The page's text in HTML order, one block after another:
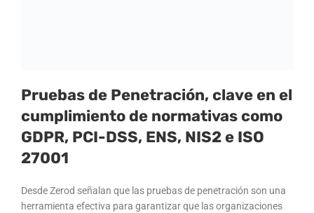
Pruebas de Penetración, clave en el
cumplimiento de normativas como
GDPR, PCI-DSS, ENS, NIS2 e ISO
27001
Desde Zerod señalan que las pruebas de penetración son una
herramienta efectiva para garantizar que las organizaciones